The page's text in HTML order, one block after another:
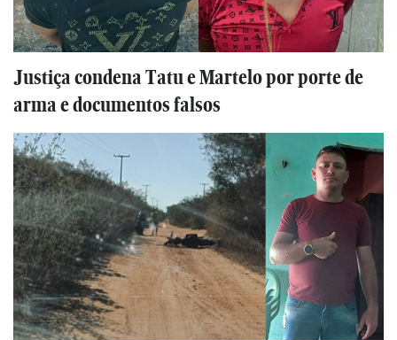
Justiça condena Tatu e Martelo por porte de
arma e documentos falsos